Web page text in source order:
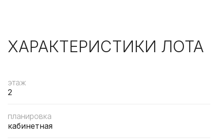
ХАРАКТЕРИСТИКИ ЛОТА
этаж
2
планировка
кабинетная